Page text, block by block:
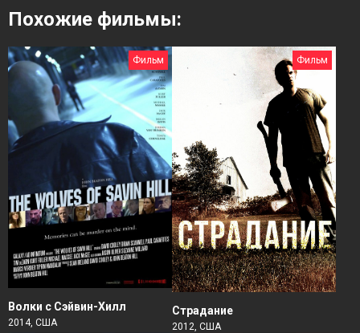
Похожие фильмы:
Фильм
Волки с Сэйвин-Хилл
2014, США
Фильм
Страдание
2012, США